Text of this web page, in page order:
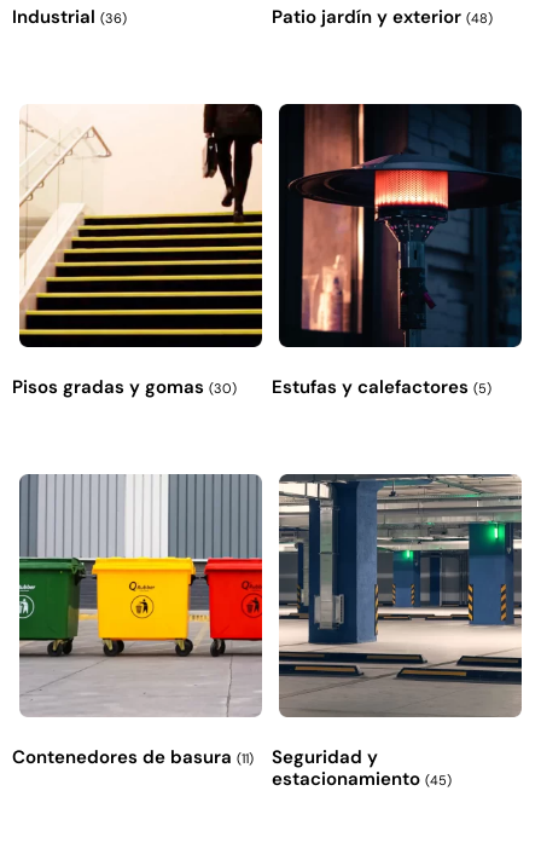
Industrial (36) Patio jardín y exterior (48)
Pisos gradas y gomas (30) Estufas y calefactores (5)
Contenedores de basura (11)
Seguridad y
estacionamiento (45)